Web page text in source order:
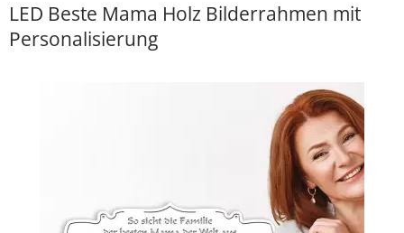
LED Beste Mama Holz Bilderrahmen mit
Personalisierung